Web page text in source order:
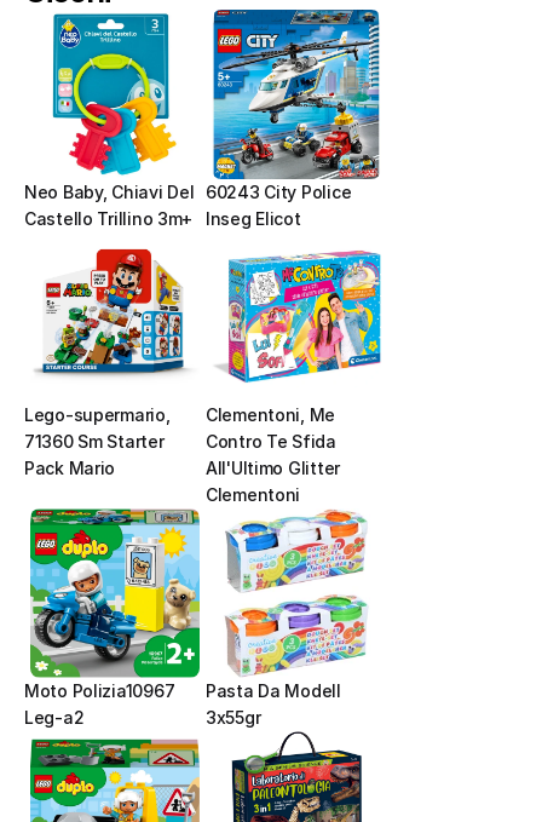
Neo Baby, Chiavi Del
Castello Trillino 3m+
60243 City Police
Inseg Elicot
Lego-supermario,
71360 Sm Starter
Pack Mario
Clementoni, Me
Contro Te Sfida
All'Ultimo Glitter
Clementoni
Moto Polizia10967
Leg-a2
Pasta Da Modell
3x55gr